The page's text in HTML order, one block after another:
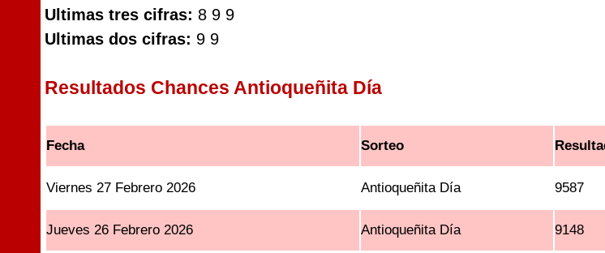
Ultimas tres cifras: 8 9 9
Ultimas dos cifras: 9 9
Resultados Chances Antioqueñita Día
Fecha Sorteo
Viernes 27 Febrero 2026 Antioqueñita Día 9587
Jueves 26 Febrero 2026 Antioqueñita Día 9148